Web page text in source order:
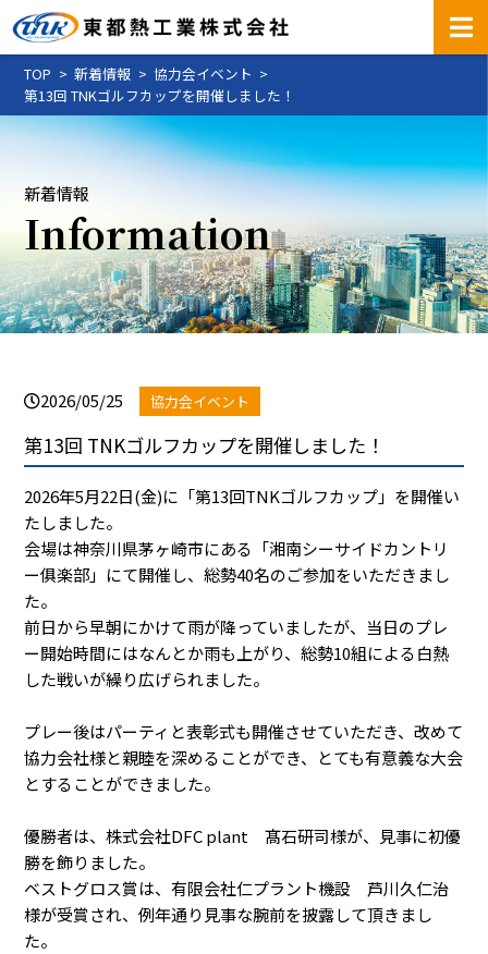
TOP 新着情報
協力会イベント
第13回 TNKゴルフカップを開催しました！
新着情報
Information
2026/05/25 協力会イベント
第13回 TNKゴルフカップを開催しました！
2026年5月22日(金)に「第13回TNKゴルフカップ」を開催い
たしました。
会場は神奈川県茅ヶ崎市にある「湘南シーサイドカントリ
ー俱楽部」にて開催し、総勢40名のご参加をいただきまし
た。
前日から早朝にかけて雨が降っていましたが、当日のプレ
ー開始時間にはなんとか雨も上がり、総勢10組による白熱
した戦いが繰り広げられました。
プレー後はパーティと表彰式も開催させていただき、改めて
協力会社様と親睦を深めることができ、とても有意義な大会
とすることができました。
優勝者は、株式会社DFC plant 髙石研司様が、見事に初優
勝を飾りました。
ベストグロス賞は、有限会社仁プラント機設 芦川久仁治
様が受賞され、例年通り見事な腕前を披露して頂きまし
た。